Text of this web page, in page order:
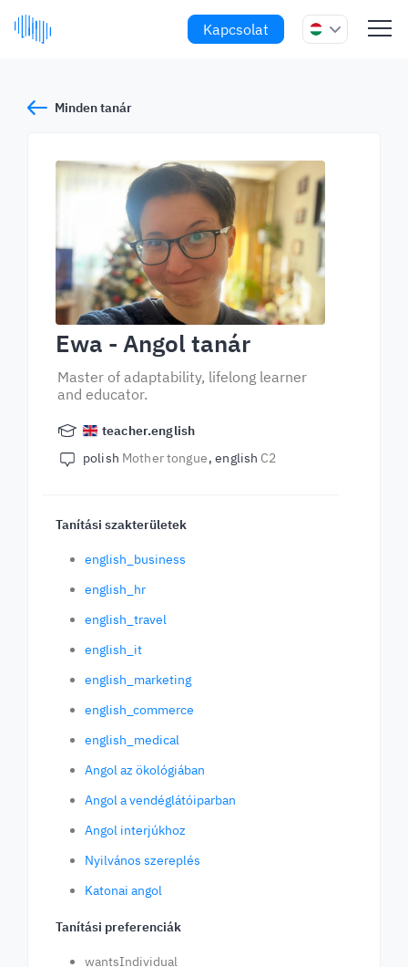
Kapcsolat
Minden tanár
Ewa - Angol tanár
Master of adaptability, lifelong learner
and educator.
teacher.english
polish Mother tongue english C2
Tanítási szakterületek
english_business
english_hr
english_travel
english_it
english_marketing
english_commerce
english_medical
Angol az ökológiában
Angol a vendéglátóiparban
Angol interjúkhoz
Nyilvános szereplés
Katonai angol
Tanítási preferenciák
wantsIndividual